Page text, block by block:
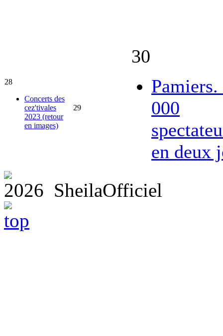
28
Concerts des
cez'tivales
2023 (retour
en images)
29
30
Pamiers.
000
en deux
2026 SheilaOfficiel